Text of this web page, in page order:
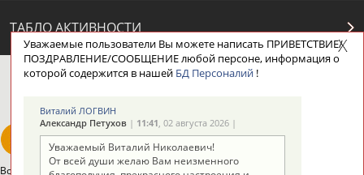
ТАБЛО АКТИВНОСТИ
ЦЕЛИ ПРОЕКТА НАШИ КНОПКИ
Вопросы сотрудничества и совместной деятельности
Уважаемые пользователи Вы можете написать ПРИВЕТСТВИЕ/
ПОЗДРАВЛЕНИЕ/СООБЩЕНИЕ любой персоне, информация о
которой содержится в нашей БД Персоналий!
Виталий ЛОГВИН
Александр Петухов| 11:41, 02 августа 2026 |
Уважаемый Виталий Николаевич!
От всей души желаю Вам неизменного